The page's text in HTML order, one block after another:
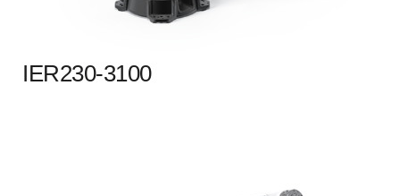
IER230-3100